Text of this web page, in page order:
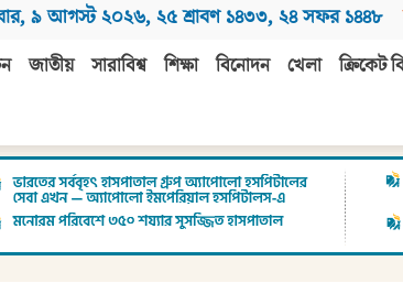
, ৯ আগস্ট ২০২৬, ২৫ শ্রাবণ ১৪৩৩, ২৪ সফর ১৪৪৮
জাতীয় সারাবিশ্ব শিক্ষা বিনোদন খেলা ক্রিকেট